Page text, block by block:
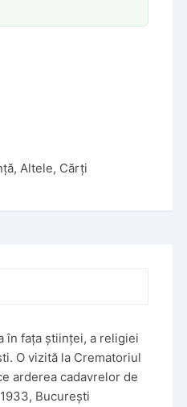
,Altele, Cărți
în fața științei, a religiei
O vizită la Crematoriul
arderea cadavrelor de
București